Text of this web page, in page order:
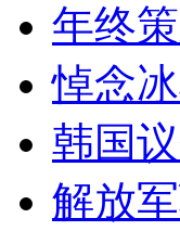
年终
悼念
韩国
解放